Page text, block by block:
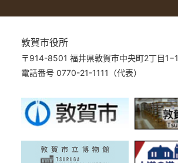
敦賀市役所
〒914-8501 福井県敦賀市中央町2丁目1−1
電話番号 0770-21-1111（代表）